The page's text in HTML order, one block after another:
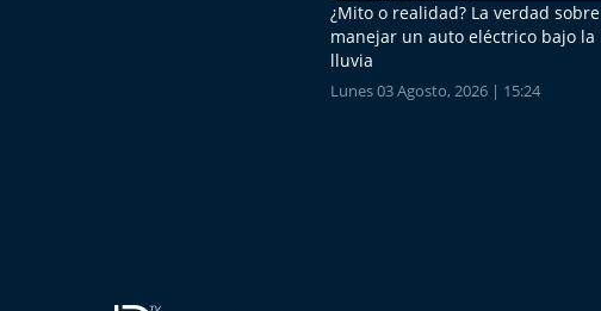
¿Mito o realidad? La verdad sobre
manejar un auto eléctrico bajo la
lluvia
Lunes 03 Agosto, 2026 | 15:24